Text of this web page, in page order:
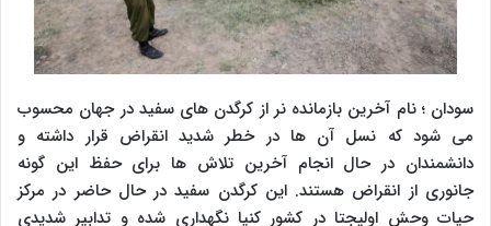
سودان ؛ نام آخرین بازمانده نر از کرگدن های سفید در جهان محسوب
می شود که نسل آن ها در خطر شدید انقراض قرار داشته و
دانشمندان در حال انجام آخرین تلاش ها برای حفظ این گونه
جانوری از انقراض هستند. این کرگدن سفید در حال حاضر در مرکز
حیات وحش اولپجتا در کشور کنیا نگهداری شده و تدابیر شدیدی